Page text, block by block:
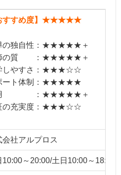
すすめ度】★★★★★
の独自性：★★★★★＋
の質 ：★★★★★＋
しやすさ：★★★☆☆
ート体制：★★★★★
：★★★★★＋
の充実度：★★★☆☆
会社アルプロス
10:00～20:00/土日10:00～18:00